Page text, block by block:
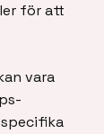
för att
vara